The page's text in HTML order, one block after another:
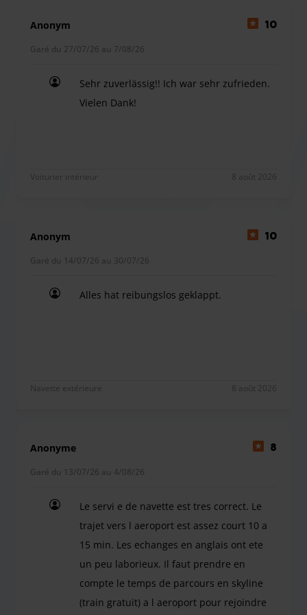
trajets en navette. Le prestataire dispose de sièges auto de
toutes tailles. Veuillez ajouter l'option Siège enfant à votre
Vous pouvez vous garer chez Sparparker avec des
véhicules d'une longueur maximale de 6 mètres.
supplémentaire, comme des skis, une deuxième valise, etc.
du processus de réservation, notamment un service de
ravitaillement en carburant et divers forfaits d'entretien de
véhicules.
Anonym 10
Garé du 27/07/26 au 7/08/26
Sehr zuverlässig!! Ich war sehr zufrieden.
Vielen Dank!
Voiturier intérieur 8 août 2026
Anonym 10
Garé du 14/07/26 au 30/07/26
Alles hat reibungslos geklappt.
Navette extérieure 8 août 2026
Anonyme 8
Garé du 13/07/26 au 4/08/26
Le servi e de navette est tres correct. Le
trajet vers l aeroport est assez court 10 a
15 min. Les echanges en anglais ont ete
un peu laborieux. Il faut prendre en
compte le temps de parcours en skyline
(train gratuit) a l aeroport pour rejoindre